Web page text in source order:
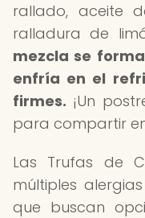
rallado, aceite
ralladura de
mezcla se
enfría en el
firmes. ¡Un
para compartir
Las Trufas de
múltiples
que buscan